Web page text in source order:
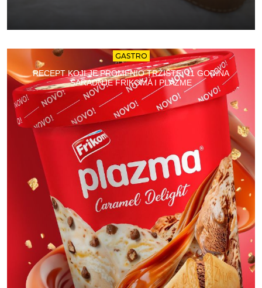
GASTRO
RECEPT KOJI JE PROMENIO TRŽIŠTE: 11 GODINA
SARADNJE FRIKOMA I PLAZME